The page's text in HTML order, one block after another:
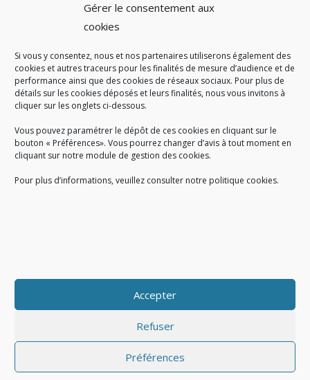
Gérer le consentement aux
cookies
Si vous y consentez, nous et nos partenaires utiliserons également des
cookies et autres traceurs pour les finalités de mesure d’audience et de
performance ainsi que des cookies de réseaux sociaux. Pour plus de
détails sur les cookies déposés et leurs finalités, nous vous invitons à
cliquer sur les onglets ci-dessous.
Vous pouvez paramétrer le dépôt de ces cookies en cliquant sur le
bouton « Préférences». Vous pourrez changer d’avis à tout moment en
cliquant sur notre module de gestion des cookies.
Pour plus d’informations, veuillez consulter notre politique cookies.
Accepter
Refuser
Préférences
A SAVOIR
Créé en 1978, le Sigidurs est un établissement public quiexerce
des missions de service public : la prévention, la collecte et la
valorisation des déchets ménagers et assimilés produits par son
territoire.
Accueil du public :
Gestion des cookies|
|CGU|Mentions légales|Contact|Recrutement|FAQ